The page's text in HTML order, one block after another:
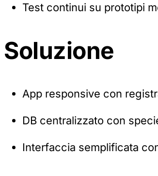
Test continui su prototipi
Soluzione
App responsive con
DB centralizzato con
Interfaccia semplificata